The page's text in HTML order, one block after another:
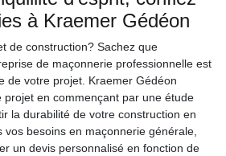
à Kraemer Gédéon
de construction? Sachez que
de maçonnerie professionnelle est
de votre projet. Kraemer Gédéon
projet en commençant par une étude
la durabilité de votre construction en
besoins en maçonnerie générale,
un devis personnalisé en fonction de